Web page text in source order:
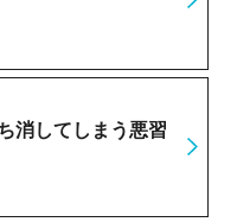
消してしまう悪習